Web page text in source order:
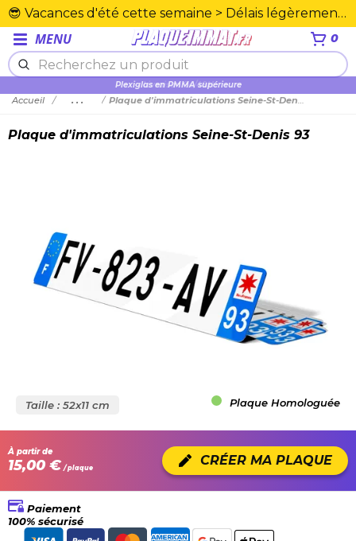
😎 Vacances d'été cette semaine > Délais légèrement rallongés. Merci☀️
MENU 0
Plexiglas en PMMA supérieure
Accueil ... Plaque d'immatriculations Seine-St-Denis 93
Plaque d'immatriculations Seine-St-Denis 93
Taille : 52x11 cm Plaque Homologuée
À partir de
15,00 € / plaque CRÉER MA PLAQUE
Paiement
100% sécurisé